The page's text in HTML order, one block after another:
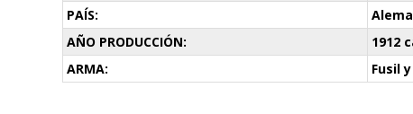
PAÍS:
AÑO PRODUCCIÓN:
1912
ARMA:
Fusil